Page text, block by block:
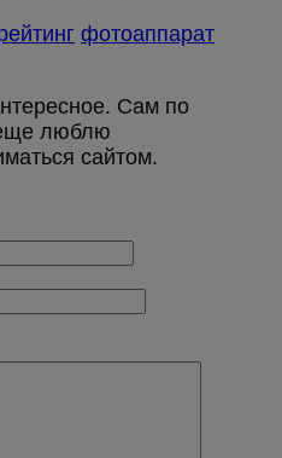
фотоаппарат
Сам по
люблю
сайтом.